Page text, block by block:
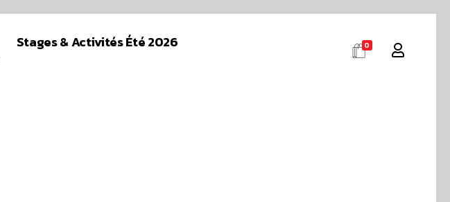
Stages & Activités Été 2026
0